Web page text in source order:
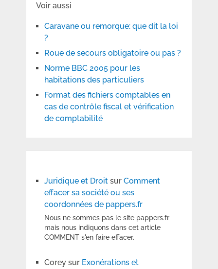
Voir aussi
Caravane ou remorque: que dit la loi
?
Roue de secours obligatoire ou pas ?
Norme BBC 2005 pour les
habitations des particuliers
Format des fichiers comptables en
cas de contrôle fiscal et vérification
de comptabilité
Juridique et Droitsur Comment
effacer sa société ou ses
coordonnées de pappers.fr
Nous ne sommes pas le site pappers.fr
mais nous indiquons dans cet article
COMMENT s'en faire effacer.
Coreysur Exonérations et